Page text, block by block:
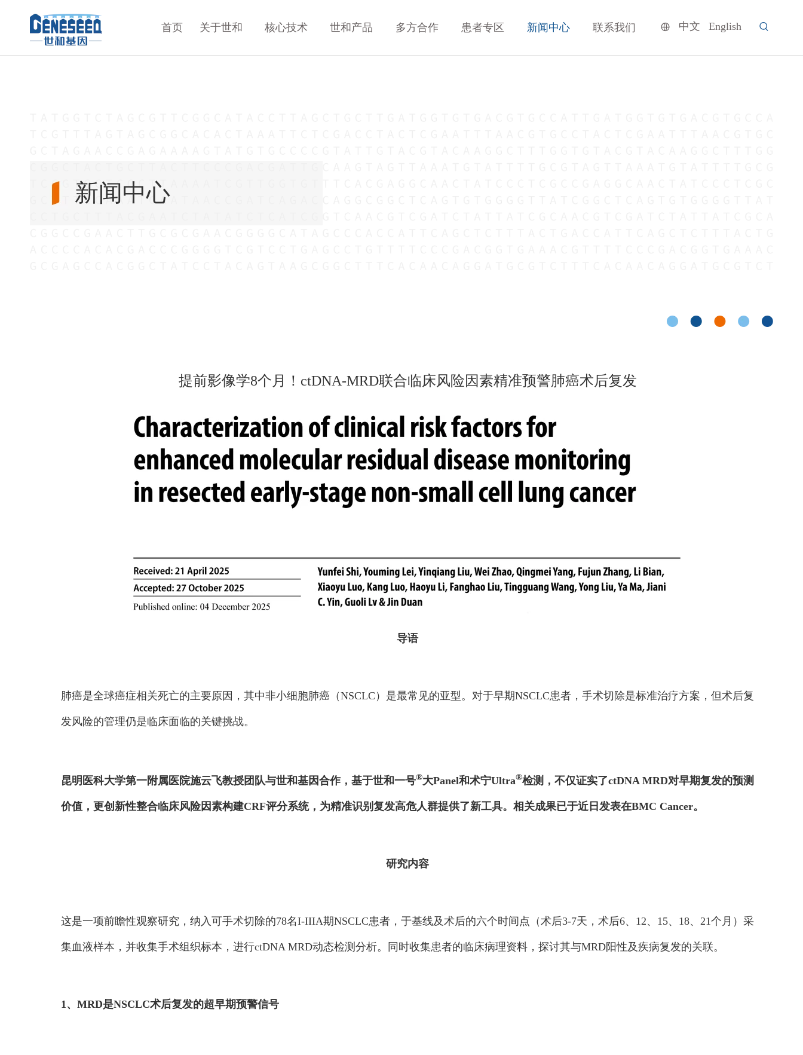
首页 关于世和 核心技术 世和产品 多方合作 患者专区 新闻中心 联系我们 中文 English
新闻中心
提前影像学8个月！ctDNA-MRD联合临床风险因素精准预警肺癌术后复发
导语
肺癌是全球癌症相关死亡的主要原因，其中非小细胞肺癌（NSCLC）是最常见的亚型。对于早期NSCLC患者，手术切除是标准治疗方案，但术后复
发风险的管理仍是临床面临的关键挑战。
昆明医科大学第一附属医院施云飞教授团队与世和基因合作，基于世和一号®大Panel和术宁Ultra®检测，不仅证实了ctDNA MRD对早期复发的预测
价值，更创新性整合临床风险因素构建CRF评分系统，为精准识别复发高危人群提供了新工具。相关成果已于近日发表在BMC Cancer。
研究内容
这是一项前瞻性观察研究，纳入可手术切除的78名I-IIIA期NSCLC患者，于基线及术后的六个时间点（术后3-7天，术后6、12、15、18、21个月）采
集血液样本，并收集手术组织标本，进行ctDNA MRD动态检测分析。同时收集患者的临床病理资料，探讨其与MRD阳性及疾病复发的关联。
1、MRD是NSCLC术后复发的超早期预警信号